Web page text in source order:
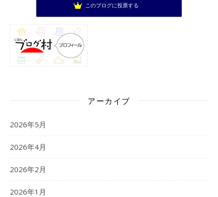
このブログに投票する
アーカイブ
2026年5月
2026年4月
2026年2月
2026年1月